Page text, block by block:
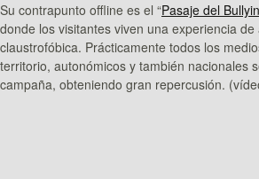
Su contrapunto offline es el “Pasaje del
donde los visitantes viven una experiencia
claustrofóbica. Prácticamente todos los
territorio, autonómicos y también nacionales
campaña, obteniendo gran repercusión.